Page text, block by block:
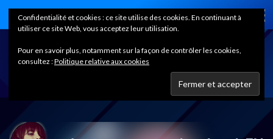
Home
Confidentialité et cookies : ce site utilise des cookies. En continuant à
utiliser ce site Web, vous acceptez leur utilisation.
Pour en savoir plus, notamment sur la façon de contrôler les cookies,
consultez :Politique relative aux cookies